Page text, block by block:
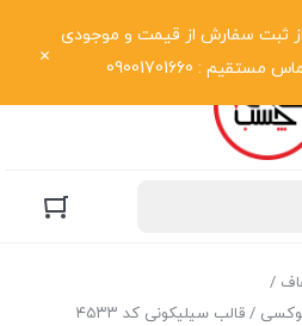
ثبت سفارش از قیمت و موجودی
: 09001701660
/
/ قالب سیلیکونی کد ۴۵۳۳